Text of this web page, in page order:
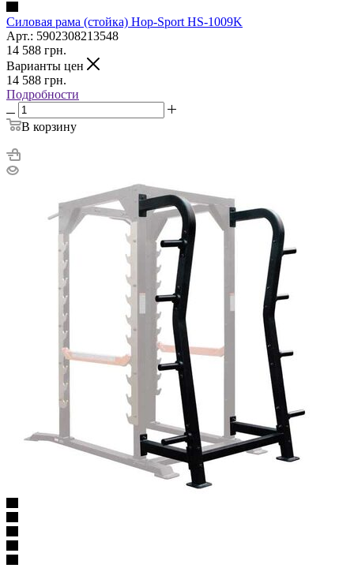
Силовая рама (стойка) Hop-Sport HS-1009K
Арт.: 5902308213548
14 588 грн.
Варианты цен
14 588 грн.
Подробности
В корзину